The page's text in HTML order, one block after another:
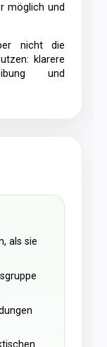
möglich und
klarere
und
als sie